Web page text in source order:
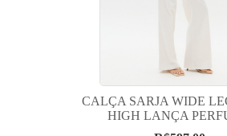
CALÇA SARJA WIDE
HIGH LANÇA